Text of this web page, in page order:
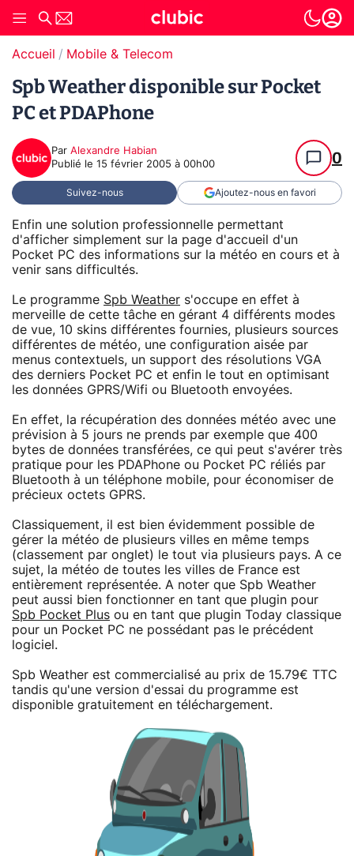
Accueil Mobile & Telecom
Spb Weather disponible sur Pocket
PC et PDAPhone
Par Alexandre Habian
Publié le 15 février 2005 à 00h00 0
Suivez-nous Ajoutez-nous en favori
Enfin une solution professionnelle permettant
d'afficher simplement sur la page d'accueil d'un
Pocket PC des informations sur la météo en cours et à
venir sans difficultés.
Le programme Spb Weather s'occupe en effet à
merveille de cette tâche en gérant 4 différents modes
de vue, 10 skins différentes fournies, plusieurs sources
différentes de météo, une configuration aisée par
menus contextuels, un support des résolutions VGA
des derniers Pocket PC et enfin le tout en optimisant
les données GPRS/Wifi ou Bluetooth envoyées.
En effet, la récupération des données météo avec une
prévision à 5 jours ne prends par exemple que 400
bytes de données transférées, ce qui peut s'avérer très
pratique pour les PDAPhone ou Pocket PC réliés par
Bluetooth à un téléphone mobile, pour économiser de
précieux octets GPRS.
Classiquement, il est bien évidemment possible de
gérer la météo de plusieurs villes en même temps
(classement par onglet) le tout via plusieurs pays. A ce
sujet, la météo de toutes les villes de France est
entièrement représentée. A noter que Spb Weather
peut aussi bien fonctionner en tant que plugin pour
Spb Pocket Plus ou en tant que plugin Today classique
pour un Pocket PC ne possédant pas le précédent
logiciel.
Spb Weather est commercialisé au prix de 15.79€ TTC
tandis qu'une version d'essai du programme est
disponible gratuitement en téléchargement.